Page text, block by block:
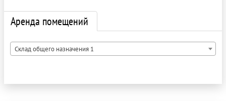
Аренда помещений
Склад общего назначения 1